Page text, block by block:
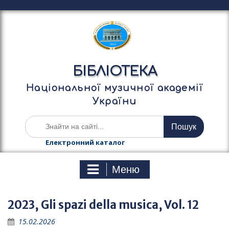
е
у
БІБЛІОТЕКА
Національної музичної академії
України
Ш
у
а
Електронний каталог
Меню
2023, Gli spazi della musica, Vol. 12
15.02.2026